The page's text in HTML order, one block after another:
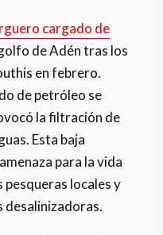
cargado de
de Adén tras los
en febrero.
de petróleo se
la filtración de
Esta baja
para la vida
pesqueras locales y
desalinizadoras.